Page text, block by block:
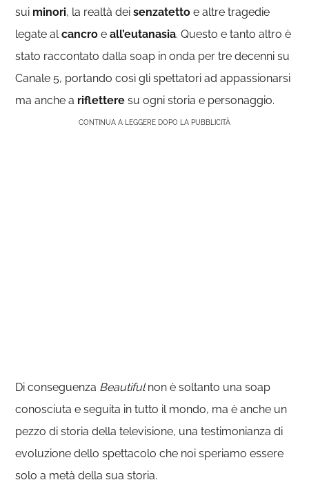
sui minori, la realtà deisenzatetto e altre tragedie
legate alcancro eall’eutanasia. Questo e tanto altro è
stato raccontato dalla soap in onda per tre decenni su
Canale 5, portando così gli spettatori ad appassionarsi
ma anche a riflettere su ogni storia e personaggio.
CONTINUA A LEGGERE DOPO LA PUBBLICITÀ
Di conseguenza Beautifulnon è soltanto una soap
conosciuta e seguita in tutto il mondo, ma è anche un
pezzo di storia della televisione, una testimonianza di
evoluzione dello spettacolo che noi speriamo essere
solo a metà della sua storia.